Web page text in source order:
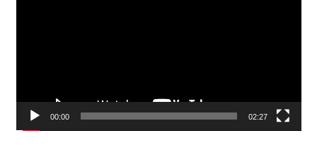
00:00 02:27